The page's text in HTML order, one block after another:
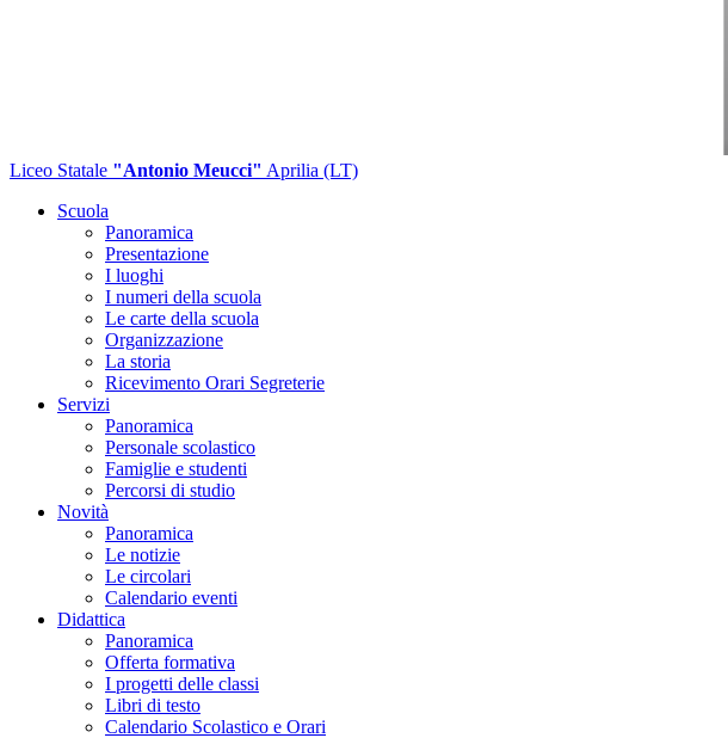
Liceo Statale "Antonio Meucci" Aprilia (LT)
Scuola
Panoramica
Presentazione
I luoghi
I numeri della scuola
Le carte della scuola
Organizzazione
La storia
Ricevimento Orari Segreterie
Servizi
Panoramica
Personale scolastico
Famiglie e studenti
Percorsi di studio
Novità
Panoramica
Le notizie
Le circolari
Calendario eventi
Didattica
Panoramica
Offerta formativa
I progetti delle classi
Libri di testo
Calendario Scolastico e Orari